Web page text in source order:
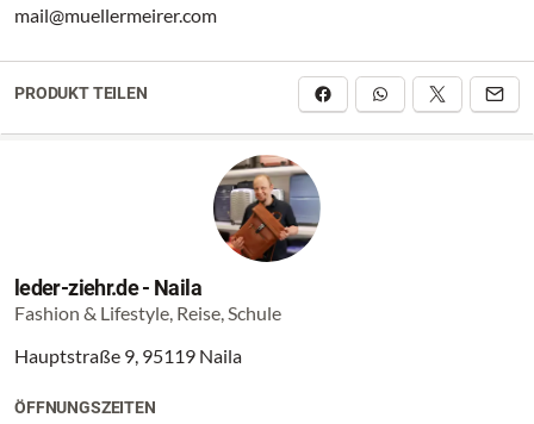
mail@muellermeirer.com
PRODUKT TEILEN
leder-ziehr.de - Naila
Fashion & Lifestyle, Reise, Schule
Hauptstraße 9, 95119 Naila
ÖFFNUNGSZEITEN